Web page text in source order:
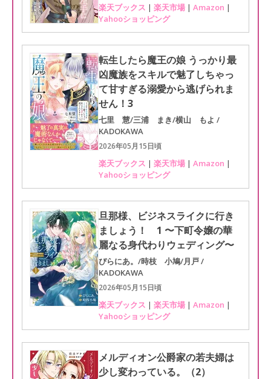
楽天ブックス | 楽天市場 | Amazon |
Yahooショッピング
転生したら魔王の娘 うっかり最
凶魔族をスキルで魅了しちゃっ
て甘すぎる溺愛から逃げられま
せん！3
七里 慧/三浦 まき/横山 もよ /
KADOKAWA
2026年05月15日頃
楽天ブックス | 楽天市場 | Amazon |
Yahooショッピング
旦那様、ビジネスライクに行き
ましょう！ 1 〜下町令嬢の華
麗なる身代わりウェディング〜
ぴらにあ。/時枝 小鳩/月戸 /
KADOKAWA
2026年05月15日頃
楽天ブックス | 楽天市場 | Amazon |
Yahooショッピング
メルディオン公爵家の若夫婦は
少し変わっている。（2）